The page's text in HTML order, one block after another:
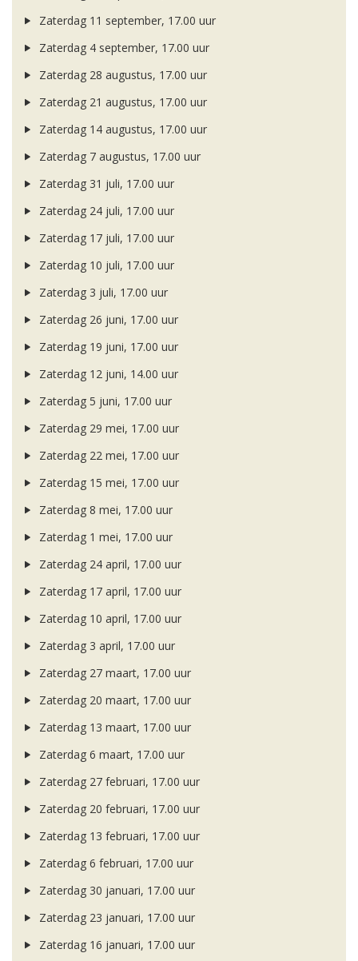
Zaterdag 11 september, 17.00 uur
Zaterdag 4 september, 17.00 uur
Zaterdag 28 augustus, 17.00 uur
Zaterdag 21 augustus, 17.00 uur
Zaterdag 14 augustus, 17.00 uur
Zaterdag 7 augustus, 17.00 uur
Zaterdag 31 juli, 17.00 uur
Zaterdag 24 juli, 17.00 uur
Zaterdag 17 juli, 17.00 uur
Zaterdag 10 juli, 17.00 uur
Zaterdag 3 juli, 17.00 uur
Zaterdag 26 juni, 17.00 uur
Zaterdag 19 juni, 17.00 uur
Zaterdag 12 juni, 14.00 uur
Zaterdag 5 juni, 17.00 uur
Zaterdag 29 mei, 17.00 uur
Zaterdag 22 mei, 17.00 uur
Zaterdag 15 mei, 17.00 uur
Zaterdag 8 mei, 17.00 uur
Zaterdag 1 mei, 17.00 uur
Zaterdag 24 april, 17.00 uur
Zaterdag 17 april, 17.00 uur
Zaterdag 10 april, 17.00 uur
Zaterdag 3 april, 17.00 uur
Zaterdag 27 maart, 17.00 uur
Zaterdag 20 maart, 17.00 uur
Zaterdag 13 maart, 17.00 uur
Zaterdag 6 maart, 17.00 uur
Zaterdag 27 februari, 17.00 uur
Zaterdag 20 februari, 17.00 uur
Zaterdag 13 februari, 17.00 uur
Zaterdag 6 februari, 17.00 uur
Zaterdag 30 januari, 17.00 uur
Zaterdag 23 januari, 17.00 uur
Zaterdag 16 januari, 17.00 uur